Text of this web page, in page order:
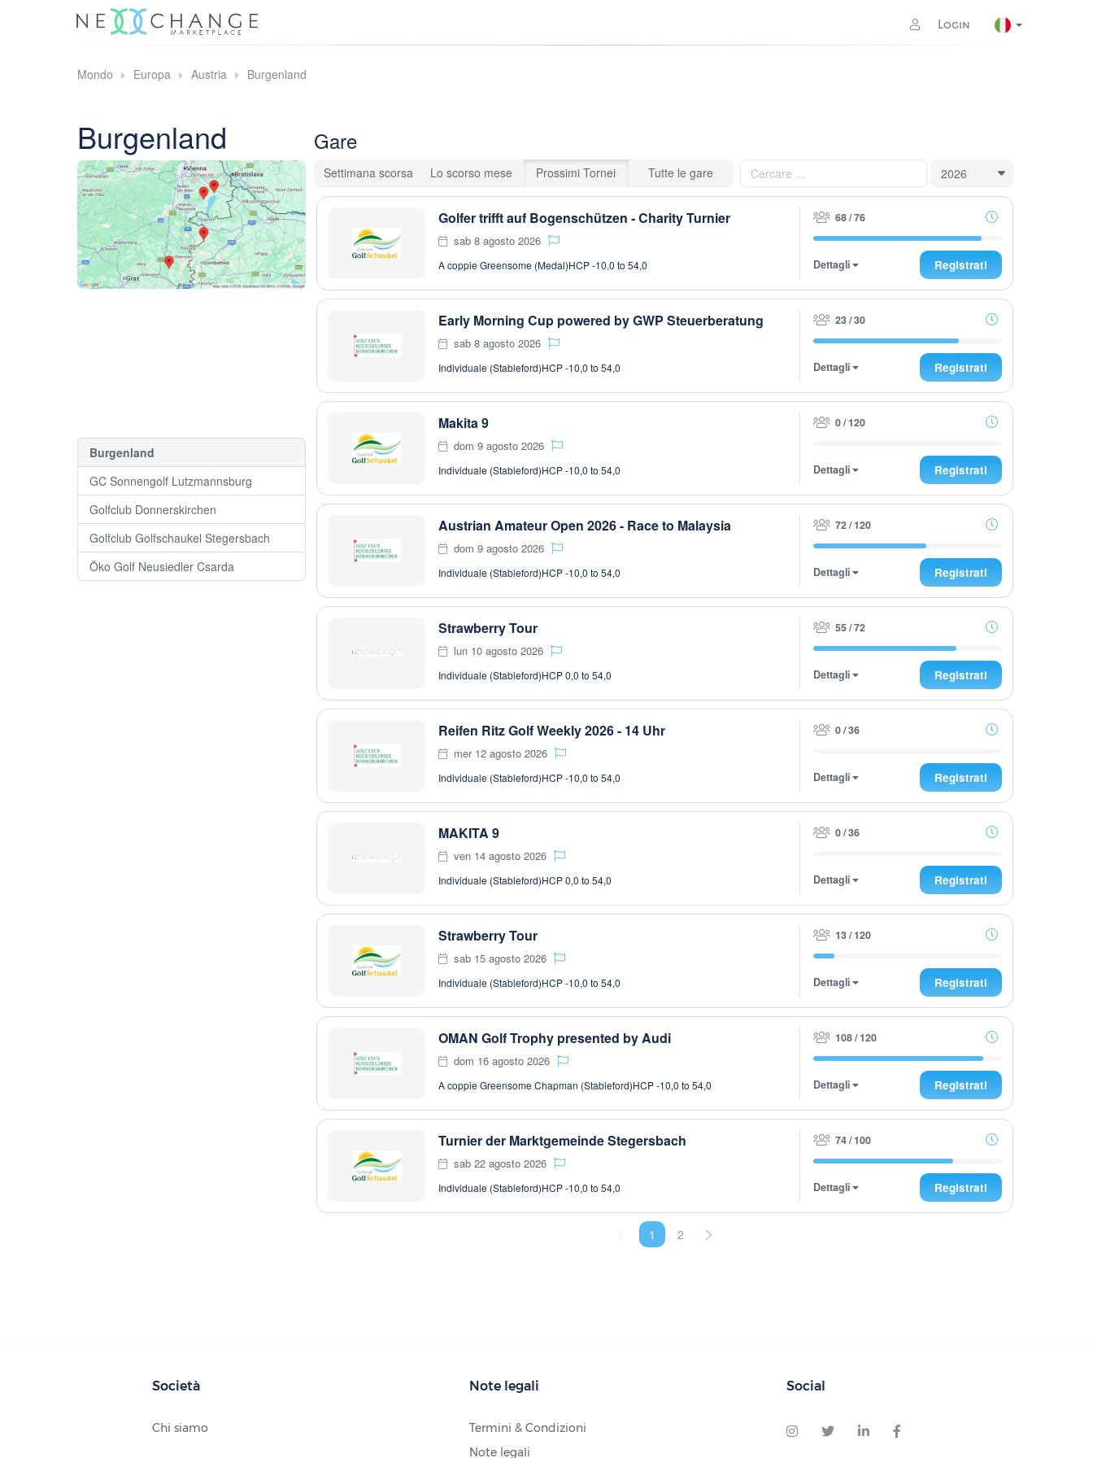
Login
Mondo Europa Austria Burgenland
Burgenland
Burgenland
GC Sonnengolf Lutzmannsburg
Golfclub Donnerskirchen
Golfclub Golfschaukel Stegersbach
Öko Golf Neusiedler Csarda
Gare
Settimana scorsa Lo scorso mese Prossimi Tornei Tutte le gare
Golfer trifft auf Bogenschützen - Charity Turnier
sab 8 agosto 2026
A coppie Greensome (Medal)HCP -10,0 to 54,0
68 / 76
Dettagli Registrati
Early Morning Cup powered by GWP Steuerberatung
sab 8 agosto 2026
Individuale (Stableford)HCP -10,0 to 54,0
23 / 30
Dettagli Registrati
Makita 9
dom 9 agosto 2026
Individuale (Stableford)HCP -10,0 to 54,0
0 / 120
Dettagli Registrati
Austrian Amateur Open 2026 - Race to Malaysia
dom 9 agosto 2026
Individuale (Stableford)HCP -10,0 to 54,0
72 / 120
Dettagli Registrati
Strawberry Tour
lun 10 agosto 2026
Individuale (Stableford)HCP 0,0 to 54,0
55 / 72
Dettagli Registrati
Reifen Ritz Golf Weekly 2026 - 14 Uhr
mer 12 agosto 2026
Individuale (Stableford)HCP -10,0 to 54,0
0 / 36
Dettagli Registrati
MAKITA 9
ven 14 agosto 2026
Individuale (Stableford)HCP 0,0 to 54,0
0 / 36
Dettagli Registrati
Strawberry Tour
sab 15 agosto 2026
Individuale (Stableford)HCP -10,0 to 54,0
13 / 120
Dettagli Registrati
OMAN Golf Trophy presented by Audi
dom 16 agosto 2026
A coppie Greensome Chapman (Stableford)HCP -10,0 to 54,0
108 / 120
Dettagli Registrati
Turnier der Marktgemeinde Stegersbach
sab 22 agosto 2026
Individuale (Stableford)HCP -10,0 to 54,0
74 / 100
Dettagli Registrati
1 2
Società
Chi siamo
Note legali
Termini & Condizioni
Note legali
Social